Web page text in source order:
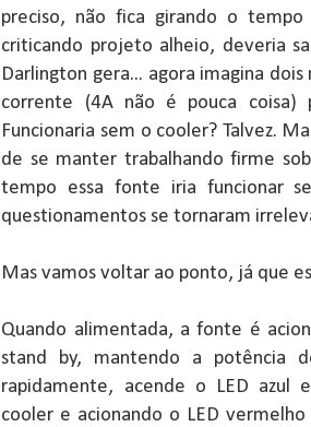
preciso, não fica girando o
criticando projeto alheio, deveria
Darlington gera... agora imagina
corrente (4A não é pouca coisa)
Funcionaria sem o cooler? Talvez.
de se manter trabalhando firme
tempo essa fonte iria funcionar
questionamentos se tornaram
Mas vamos voltar ao ponto, já que
Quando alimentada, a fonte é
stand by, mantendo a potência
rapidamente, acende o LED azul
cooler e acionando o LED